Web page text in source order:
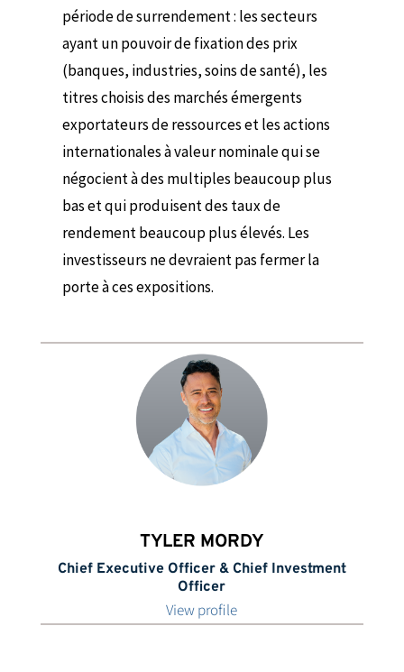
période de surrendement : les secteurs
ayant un pouvoir de fixation des prix
(banques, industries, soins de santé), les
titres choisis des marchés émergents
exportateurs de ressources et les actions
internationales à valeur nominale qui se
négocient à des multiples beaucoup plus
bas et qui produisent des taux de
rendement beaucoup plus élevés. Les
investisseurs ne devraient pas fermer la
porte à ces expositions.
TYLER MORDY
Chief Executive Officer & Chief Investment
Officer
View profile